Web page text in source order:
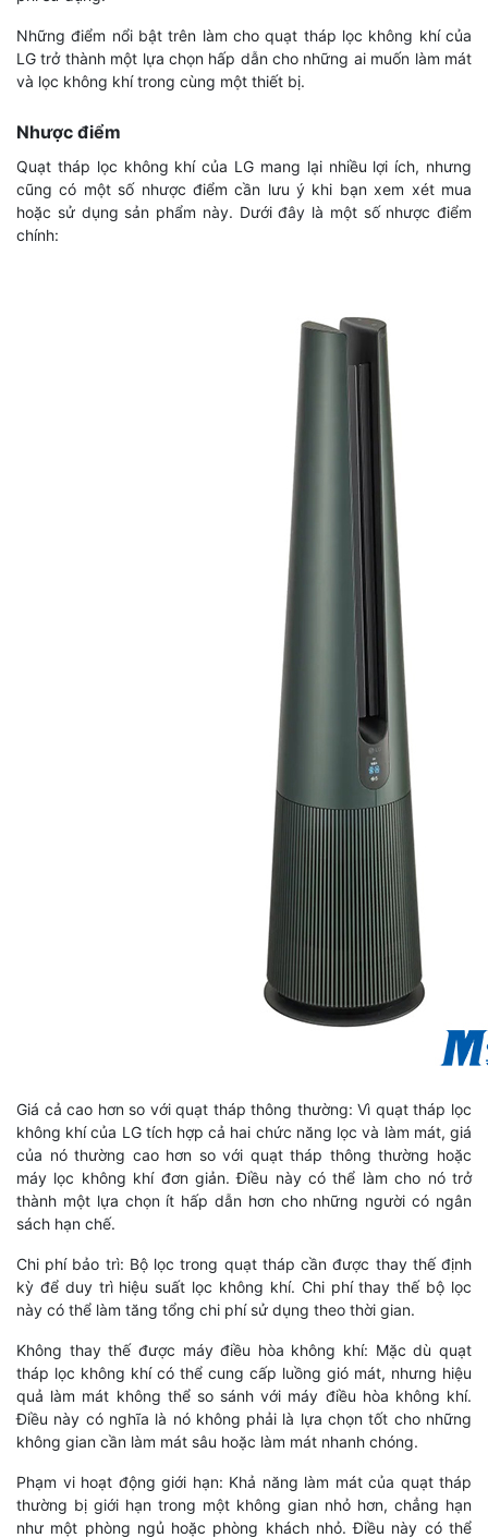
Những điểm nổi bật trên làm cho quạt tháp lọc không khí của
LG trở thành một lựa chọn hấp dẫn cho những ai muốn làm mát
và lọc không khí trong cùng một thiết bị.
Nhược điểm
Quạt tháp lọc không khí của LG mang lại nhiều lợi ích, nhưng
cũng có một số nhược điểm cần lưu ý khi bạn xem xét mua
hoặc sử dụng sản phẩm này. Dưới đây là một số nhược điểm
chính:
Giá cả cao hơn so với quạt tháp thông thường: Vì quạt tháp lọc
không khí của LG tích hợp cả hai chức năng lọc và làm mát, giá
của nó thường cao hơn so với quạt tháp thông thường hoặc
máy lọc không khí đơn giản. Điều này có thể làm cho nó trở
thành một lựa chọn ít hấp dẫn hơn cho những người có ngân
sách hạn chế.
Chi phí bảo trì: Bộ lọc trong quạt tháp cần được thay thế định
kỳ để duy trì hiệu suất lọc không khí. Chi phí thay thế bộ lọc
này có thể làm tăng tổng chi phí sử dụng theo thời gian.
Không thay thế được máy điều hòa không khí: Mặc dù quạt
tháp lọc không khí có thể cung cấp luồng gió mát, nhưng hiệu
quả làm mát không thể so sánh với máy điều hòa không khí.
Điều này có nghĩa là nó không phải là lựa chọn tốt cho những
không gian cần làm mát sâu hoặc làm mát nhanh chóng.
Phạm vi hoạt động giới hạn: Khả năng làm mát của quạt tháp
thường bị giới hạn trong một không gian nhỏ hơn, chẳng hạn
như một phòng ngủ hoặc phòng khách nhỏ. Điều này có thể